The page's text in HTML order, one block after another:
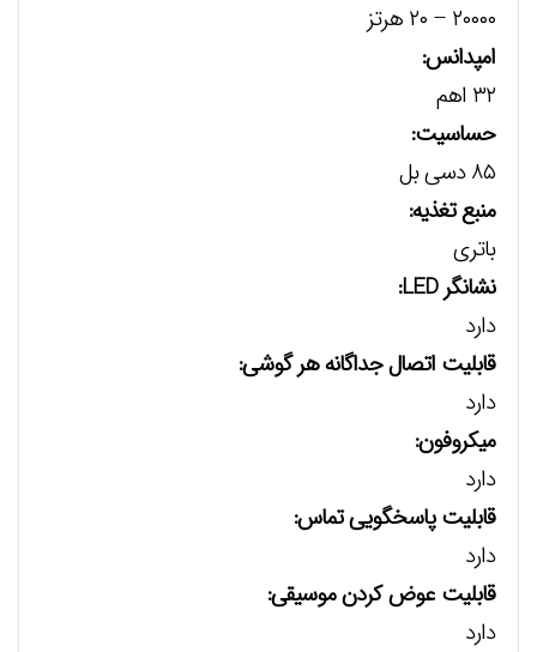
۲۰۰۰۰ – ۲۰ هرتز
امپدانس:
۳۲ اهم
حساسیت:
۸۵ دسی بل
منبع تغذیه:
باتری
نشانگر LED:
دارد
قابلیت اتصال جداگانه هر گوشی:
دارد
میکروفون:
دارد
قابلیت پاسخگویی تماس:
دارد
قابلیت عوض کردن موسیقی:
دارد